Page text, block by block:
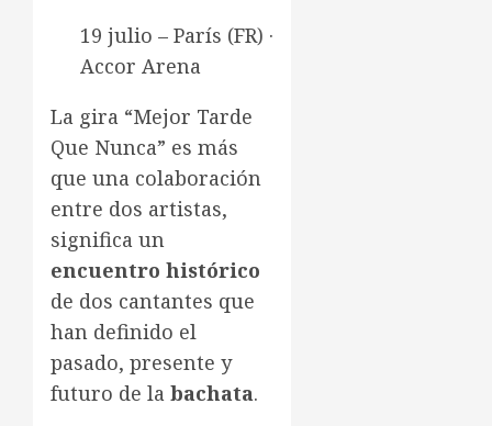
19 julio – París (FR) ·
Accor Arena
La gira “Mejor Tarde
Que Nunca” es más
que una colaboración
entre dos artistas,
significa un
encuentro histórico
de dos cantantes que
han definido el
pasado, presente y
futuro de la bachata.